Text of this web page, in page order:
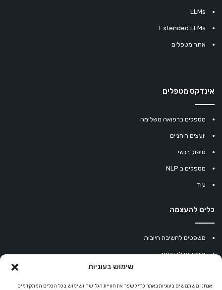
שימוש בעוגיות
אנחנו משתמשים בעוגיות באתר כדי לשפר את חוויית הגלישה ושימוש בכל הכלים המתקדמים
LLMs
Extended LLMs
אתר מטפלים
אינדקס מטפלים
מטפלים ברפואה משלימה
יועצים רוחניים
טיפול רגשי
מטפלים ב NLP
עוד
כלים להעצמה
משפטים לחשיבה חיובית
משפטים להעצמה
מחשבון נומרולוגיה